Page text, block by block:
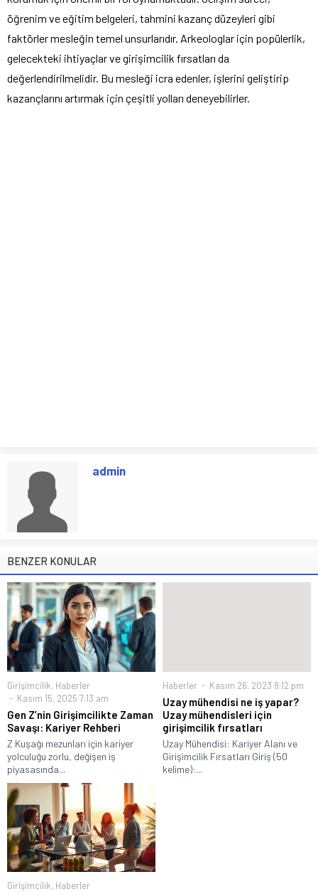
öğrenim ve eğitim belgeleri, tahmini kazanç düzeyleri gibi
faktörler mesleğin temel unsurlarıdır. Arkeologlar için popülerlik,
gelecekteki ihtiyaçlar ve girişimcilik fırsatları da
değerlendirilmelidir. Bu mesleği icra edenler, işlerini geliştirip
kazançlarını artırmak için çeşitli yolları deneyebilirler.
admin
BENZER KONULAR
Girişimcilik, Haberler
Kasım 15, 2025 7:13 am
Gen Z’nin Girişimcilikte Zaman
Savaşı: Kariyer Rehberi
Z Kuşağı mezunları için kariyer
yolculuğu zorlu, değişen iş
piyasasında...
Haberler Kasım 26, 2023 8:12 pm
Uzay mühendisi ne iş yapar?
Uzay mühendisleri için
girişimcilik fırsatları
Uzay Mühendisi: Kariyer Alanı ve
Girişimcilik Fırsatları Giriş (50
kelime):...
Girişimcilik, Haberler